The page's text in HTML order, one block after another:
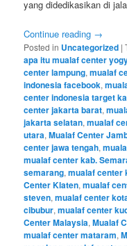
yang didedikasikan di
Continue reading →
Posted in Uncategorized |
apa itu mualaf center
center lampung,mualaf
indonesia facebook,
center indonesia target
center jakarta barat,
jakarta selatan,mualaf
utara,Mualaf Center
center jawa tengah,
mualaf center kab.
semarang,mualaf center
Center Klaten,mualaf
steven,mualaf center
cibubur,mualaf center
Center Malaysia,Mualaf
mualaf center mataram,